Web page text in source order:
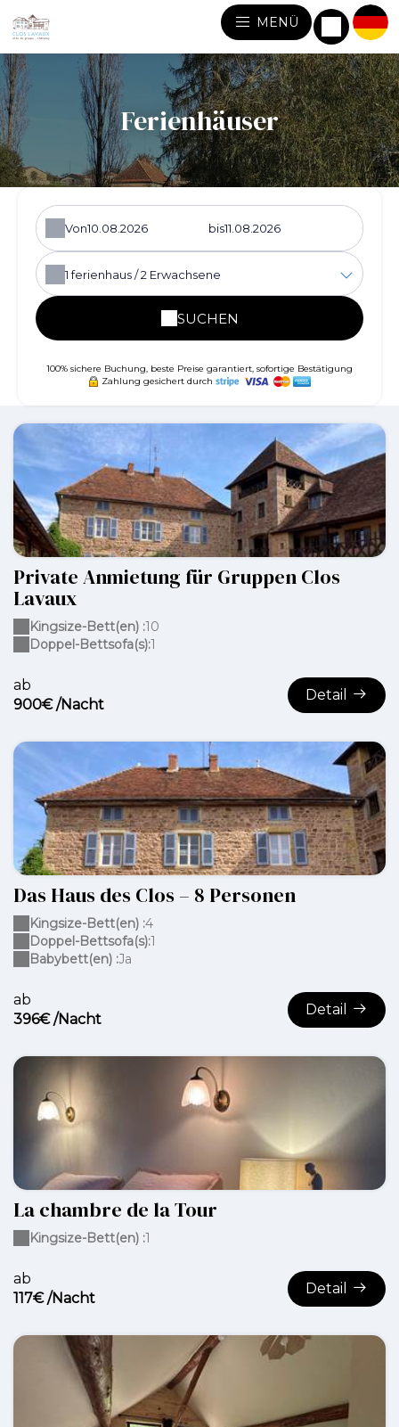
MENÜ
Ferienhäuser
Von bis
1ferienhaus /2 Erwachsene
SUCHEN
100% sichere Buchung, beste Preise garantiert, sofortige Bestätigung
Zahlung gesichert durch
Private Anmietung für Gruppen Clos
Lavaux
ab
900€ /Nacht
Detail
Kingsize-Bett(en) :10
Doppel-Bettsofa(s):1
Das Haus des Clos – 8 Personen
ab
396€ /Nacht
Detail
Kingsize-Bett(en) :4
Doppel-Bettsofa(s):1
Babybett(en) :Ja
La chambre de la Tour
ab
117€ /Nacht
Detail
Kingsize-Bett(en) :1